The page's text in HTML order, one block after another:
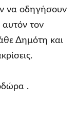
να οδηγήσουν
αυτόν τον
Δημότη και
.